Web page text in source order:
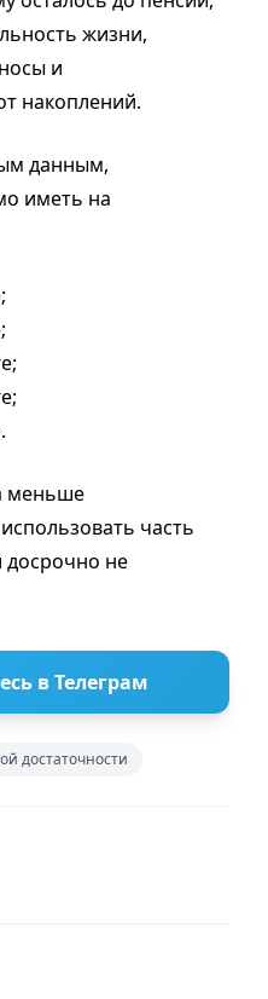
жизни,
и
накоплений.
данным,
иметь на
меньше
часть
досрочно не
в Телеграм
достаточности